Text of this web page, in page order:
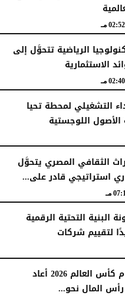
02:52 مـ
الرياضية تتحوَّل إلى
الاستثمارية
02:40 مـ
التشغيلي لمحطة تحيا
الأصول اللوجستية
الثقافي المصري يتحوَّل
استراتيجي قادر على...
مـ
البنية التحتية الرقمية
لتقييم شركات
سامر شقير: ختام كأس العالم 2026 أعاد
المال نحو...